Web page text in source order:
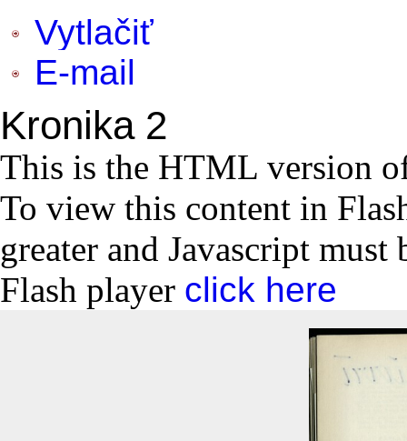
Vytlačiť
E-mail
Kronika 2
This is the HTML version
To view this content in
greater and Javascript
Flash player click here